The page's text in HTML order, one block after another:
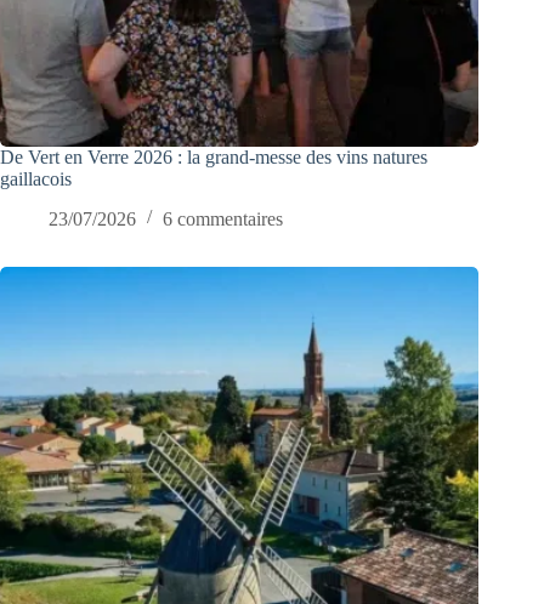
De Vert en Verre 2026 : la grand-messe des vins natures
gaillacois
23/07/2026
6 commentaires